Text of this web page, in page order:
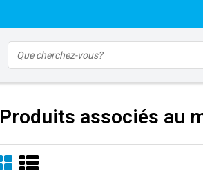
Produits associés au